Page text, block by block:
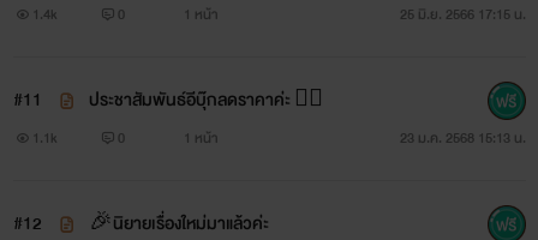
1.4k 0 1 หน้า 25 มิ.ย. 2566 17:15 น.
#11 ประชาสัมพันธ์อีบุ๊กลดราคาค่ะ 🏳️‍🌈
1.1k 0 1 หน้า 23 ม.ค. 2568 15:13 น.
#12 🎉นิยายเรื่องใหม่มาแล้วค่ะ